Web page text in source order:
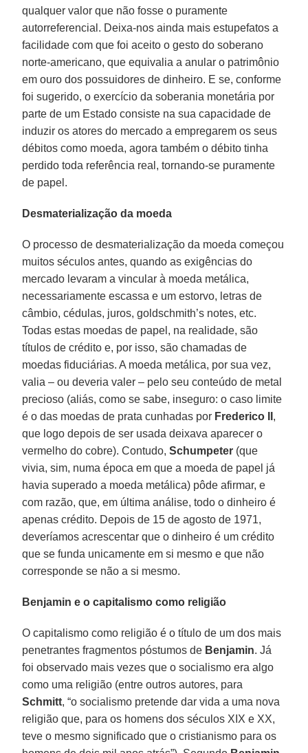
qualquer valor que não fosse o puramente
autorreferencial. Deixa-nos ainda mais estupefatos a
facilidade com que foi aceito o gesto do soberano
norte-americano, que equivalia a anular o patrimônio
em ouro dos possuidores de dinheiro. E se, conforme
foi sugerido, o exercício da soberania monetária por
parte de um Estado consiste na sua capacidade de
induzir os atores do mercado a empregarem os seus
débitos como moeda, agora também o débito tinha
perdido toda referência real, tornando-se puramente
de papel.
Desmaterialização da moeda
O processo de desmaterialização da moeda começou
muitos séculos antes, quando as exigências do
mercado levaram a vincular à moeda metálica,
necessariamente escassa e um estorvo, letras de
câmbio, cédulas, juros, goldschmith’s notes, etc.
Todas estas moedas de papel, na realidade, são
títulos de crédito e, por isso, são chamadas de
moedas fiduciárias. A moeda metálica, por sua vez,
valia – ou deveria valer – pelo seu conteúdo de metal
precioso (aliás, como se sabe, inseguro: o caso limite
é o das moedas de prata cunhadas por Frederico II ,
que logo depois de ser usada deixava aparecer o
vermelho do cobre). Contudo,Schumpeter (que
vivia, sim, numa época em que a moeda de papel já
havia superado a moeda metálica) pôde afirmar, e
com razão, que, em última análise, todo o dinheiro é
apenas crédito. Depois de 15 de agosto de 1971,
deveríamos acrescentar que o dinheiro é um crédito
que se funda unicamente em si mesmo e que não
corresponde se não a si mesmo.
Benjamin e o capitalismo como religião
O capitalismo como religião é o título de um dos mais
penetrantes fragmentos póstumos de Benjamin. Já
foi observado mais vezes que o socialismo era algo
como uma religião (entre outros autores, para
Schmitt, “o socialismo pretende dar vida a uma nova
religião que, para os homens dos séculos XIX e XX,
teve o mesmo significado que o cristianismo para os